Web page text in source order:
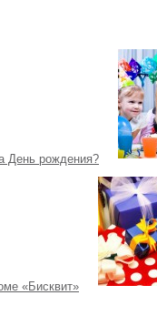
День рождения?
«Бисквит»